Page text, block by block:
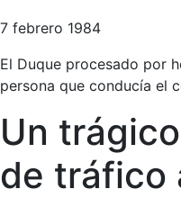
7 febrero 1984
El Duque procesado por
persona que conducía el
Un
de tráfico